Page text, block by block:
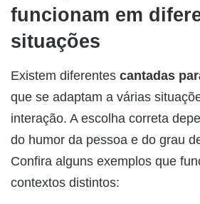
funcionam em
situações
Existem diferentes cantadas
que se adaptam a várias
interação. A escolha correta
do humor da pessoa e do grau
Confira alguns exemplos que
contextos distintos: